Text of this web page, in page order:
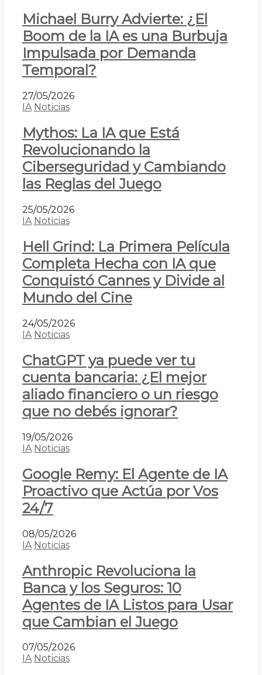
Michael Burry Advierte: ¿El
Boom de la IA es una Burbuja
Impulsada por Demanda
Temporal?
27/05/2026
IA Noticias
Mythos: La IA que Está
Revolucionando la
Ciberseguridad y Cambiando
las Reglas del Juego
25/05/2026
IA Noticias
Hell Grind: La Primera Película
Completa Hecha con IA que
Conquistó Cannes y Divide al
Mundo del Cine
24/05/2026
IA Noticias
ChatGPT ya puede ver tu
cuenta bancaria: ¿El mejor
aliado financiero o un riesgo
que no debés ignorar?
19/05/2026
IA Noticias
Google Remy: El Agente de IA
Proactivo que Actúa por Vos
24/7
08/05/2026
IA Noticias
Anthropic Revoluciona la
Banca y los Seguros: 10
Agentes de IA Listos para Usar
que Cambian el Juego
07/05/2026
IA Noticias